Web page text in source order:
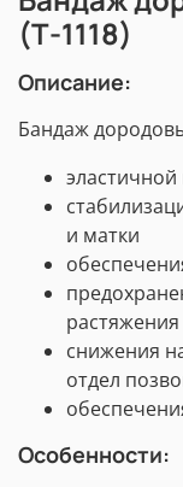
(Т-1118)
Описание:
Бандаж
и матки
растяжения
снижения
отдел
Особенности: